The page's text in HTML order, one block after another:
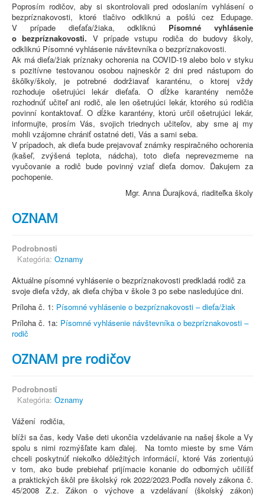
Poprosím rodičov, aby si skontrolovali pred odoslaním vyhlásení o
bezpríznakovosti, ktoré tlačivo odkliknú a pošlú cez Edupage.
V prípade dieťaťa/žiaka, odkliknú Písomné vyhlásenie
o bezpríznakovosti. V prípade vstupu rodiča do budovy školy,
odkliknú Písomné vyhlásenie návštevníka o bezpríznakovosti.
Ak má dieťa/žiak príznaky ochorenia na COVID-19 alebo bolo v styku
s pozitívne testovanou osobou najneskôr 2 dni pred nástupom do
škôlky/školy, je potrebné dodržiavať karanténu, o ktorej vždy
rozhoduje ošetrujúci lekár dieťaťa. O dĺžke karantény nemôže
rozhodnúť učiteľ ani rodič, ale len ošetrujúci lekár, ktorého sú rodičia
povinní kontaktovať. O dĺžke karantény, ktorú určil ošetrujúci lekár,
informujte, prosím Vás, svojich triednych učiteľov, aby sme aj my
mohli vzájomne chrániť ostatné deti, Vás a sami seba.
V prípadoch, ak dieťa bude prejavovať známky respiračného ochorenia
(kašeľ, zvýšená teplota, nádcha), toto dieťa neprevezmeme na
vyučovanie a rodič bude povinný vziať dieťa domov. Ďakujem za
pochopenie.
Mgr. Anna Ďurajková, riaditeľka školy
OZNAM
Podrobnosti
Kategória: Oznamy
Aktuálne písomné vyhlásenie o bezpríznakovosti predkladá rodič za
svoje dieťa vždy, ak dieťa chýba v škole 3 po sebe nasledujúce dni.
Príloha č. 1: Písomné vyhlásenie o bezpríznakovosti – dieťa/žiak
Príloha č. 1a: Písomné vyhlásenie návštevníka o bezpríznakovosti –
rodič
OZNAM pre rodičov
Podrobnosti
Kategória: Oznamy
Vážení rodičia,
blíži sa čas, kedy Vaše deti ukončia vzdelávanie na našej škole a Vy
spolu s nimi rozmýšľate kam ďalej. Na tomto mieste by sme Vám
chceli poskytnúť niekoľko dôležitých informácií, ktoré Vás zorientujú
v tom, ako bude prebiehať prijímacie konanie do odborných učilíšť
a praktických škôl pre školský rok 2022/2023.Podľa novely zákona č.
45/2008 Z.z. Zákon o výchove a vzdelávaní (školský zákon)